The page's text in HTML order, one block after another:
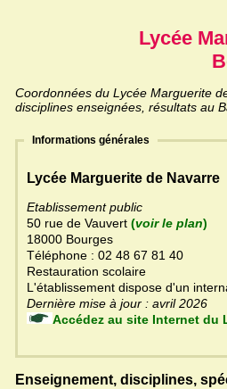
Lycée
Coordonnées du Lycée Marguerite
disciplines enseignées, résultats au
Informations générales
Lycée Marguerite de Navarre
Etablissement public
50 rue de Vauvert (voir le plan)
18000 Bourges
Téléphone : 02 48 67 81 40
Restauration scolaire
L'établissement dispose d'un
Dernière mise à jour : avril 2026
Enseignement, disciplines,